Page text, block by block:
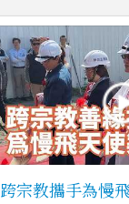
跨宗教攜手為慢